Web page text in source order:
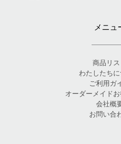
メニュ
商品リス
わたしたち
ご利用ガ
オーダーメイド
会社概
お問い合